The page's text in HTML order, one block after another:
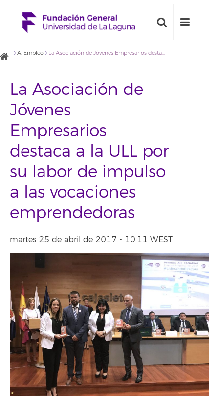
A. Empleo La Asociación de Jóvenes Empresarios destaca a la ULL por su labor de impulso a las vocaciones emprendedoras
La Asociación de
Jóvenes
Empresarios
destaca a la ULL por
su labor de impulso
a las vocaciones
emprendedoras
martes 25 de abril de 2017 - 10:11 WEST